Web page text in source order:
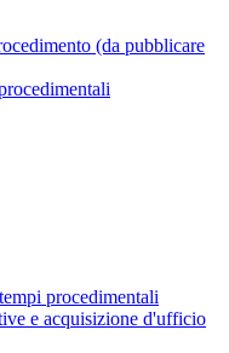
(da pubblicare
procedimentali
e acquisizione d'ufficio